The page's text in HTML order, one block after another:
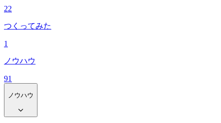
22
つくってみた
1
ノウハウ
91
ノウハウ